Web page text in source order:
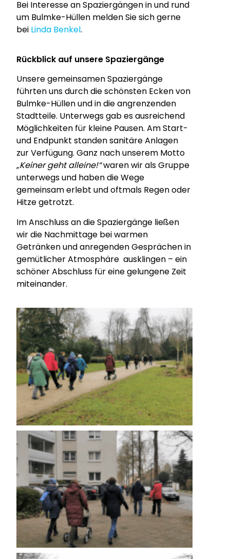
Bei Interesse an Spaziergängen in und rund
um Bulmke-Hüllen melden Sie sich gerne
bei Linda Benkel.
Rückblick auf unsere Spaziergänge
Unsere gemeinsamen Spaziergänge
führten uns durch die schönsten Ecken von
Bulmke-Hüllen und in die angrenzenden
Stadtteile. Unterwegs gab es ausreichend
Möglichkeiten für kleine Pausen. Am Start-
und Endpunkt standen sanitäre Anlagen
zur Verfügung. Ganz nach unserem Motto
„Keiner geht alleine!“waren wir als Gruppe
unterwegs und haben die Wege
gemeinsam erlebt und oftmals Regen oder
Hitze getrotzt.
Im Anschluss an die Spaziergänge ließen
wir die Nachmittage bei warmen
Getränken und anregenden Gesprächen in
gemütlicher Atmosphäre ausklingen – ein
schöner Abschluss für eine gelungene Zeit
miteinander.